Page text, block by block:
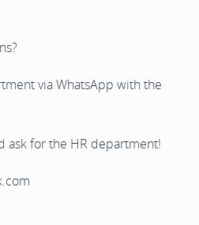
via WhatsApp with the
ask for the HR department!